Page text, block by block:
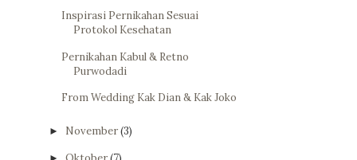
Inspirasi Pernikahan Sesuai
Protokol Kesehatan
Pernikahan Kabul & Retno
Purwodadi
From Wedding Kak Dian & Kak Joko
► November(3)